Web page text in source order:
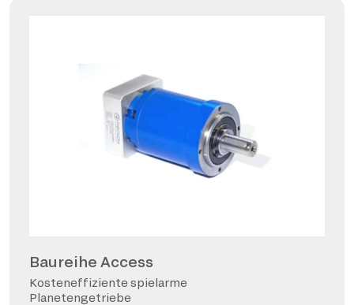
Baureihe Access
Kosteneffiziente spielarme
Planetengetriebe